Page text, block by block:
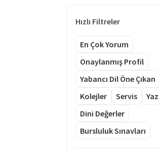
Hızlı Filtreler
En Çok Yorum
Onaylanmış Profil
Yabancı Dil Öne Çıkan
Kolejler
Servis
Dini Değerler
Bursluluk Sınavları